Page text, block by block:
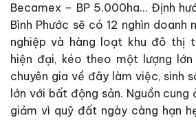
Becamex – BP 5.000ha… Định
Bình Phước sẽ có 12 nghìn doanh
nghiệp và hàng loạt khu đô thị
hiện đại, kéo theo một lượng
chuyên gia về đây làm việc, sinh
lớn với bất động sản. Nguồn cung
giảm vì quỹ đất ngày càng hạn